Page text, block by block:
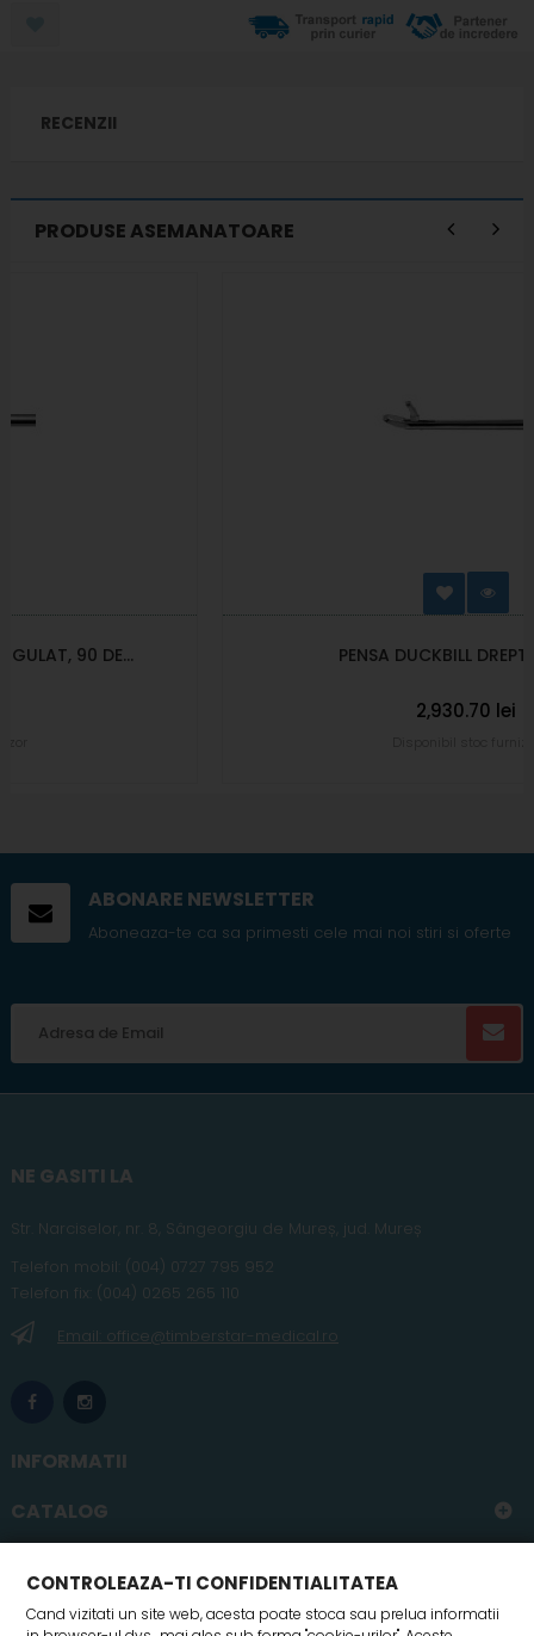
RECENZII
PRODUSE ASEMANATOARE
PENSA DUCKBILL DREPT, 3.2 MM
ABONARE NEWSLETTER
Aboneaza-te ca sa primesti cele mai noi stiri si oferte
NE GASITI LA
Str. Narciselor, nr. 8, Sângeorgiu de Mureș jud . Mureș
Telefon mobil (004) 0727 795 952
Telefon fix: (004) 0265 265 110
Email: office@timberstar-medical.ro
INFORMATII
CATALOG
CONTROLEAZA-TI CONFIDENTIALITATEA
Cand vizitati un site web, acesta poate stoca sau prelua informatii